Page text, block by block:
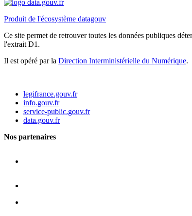
Produit de l'écosystème datagouv
Ce site permet de retrouver toutes les données publiques
l'extrait D1.
Il est opéré par la Direction Interministérielle du Numérique.
legifrance.gouv.fr
info.gouv.fr
service-public.gouv.fr
data.gouv.fr
Nos partenaires